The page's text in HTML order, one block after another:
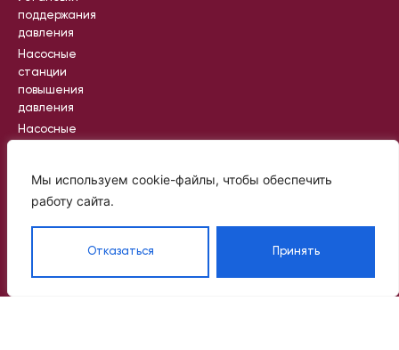
Мы используем cookie-файлы, чтобы обеспечить
работу сайта.
Отказаться Принять
поддержания
давления
Насосные
станции
повышения
давления
Насосные
Промышленные
насосные